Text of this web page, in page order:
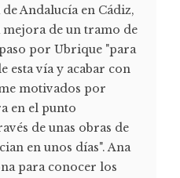
Andalucía en Cádiz,
de un tramo de
por Ubrique "para
esta vía y acabar con
motivados por
en el punto
de unas obras de
en unos días". Ana
para conocer los